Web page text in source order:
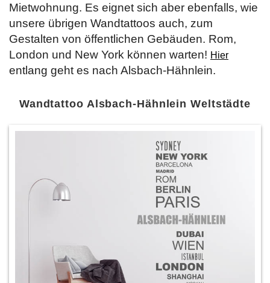
Mietwohnung. Es eignet sich aber ebenfalls, wie
unsere übrigen Wandtattoos auch, zum
Gestalten von öffentlichen Gebäuden. Rom,
London und New York können warten! Hier
entlang geht es nach Alsbach-Hähnlein.
Wandtattoo Alsbach-Hähnlein Weltstädte